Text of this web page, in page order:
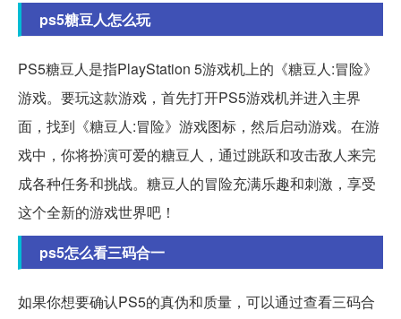
ps5糖豆人怎么玩
PS5糖豆人是指PlayStation 5游戏机上的《糖豆人:冒险》
游戏。要玩这款游戏，首先打开PS5游戏机并进入主界
面，找到《糖豆人:冒险》游戏图标，然后启动游戏。在游
戏中，你将扮演可爱的糖豆人，通过跳跃和攻击敌人来完
成各种任务和挑战。糖豆人的冒险充满乐趣和刺激，享受
这个全新的游戏世界吧！
ps5怎么看三码合一
如果你想要确认PS5的真伪和质量，可以通过查看三码合